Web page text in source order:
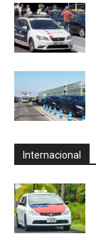
Internacional